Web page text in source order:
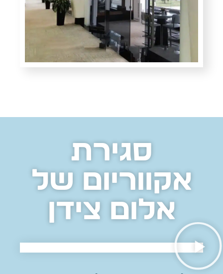
סגירת
אקווריום של
אלום צידן